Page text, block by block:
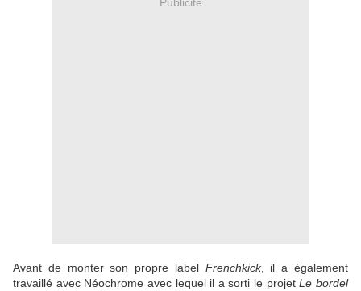
Avant de monter son propre label Frenchkick, il a également
travaillé avec Néochrome avec lequel il a sorti le projetLe bordel